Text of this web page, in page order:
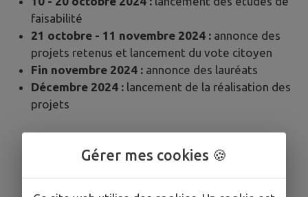
faisabilité
21 octobre - 11 novembre 2024 : annonce des
projets retenus et lancement du vote citoyen
Fin novembre 2024 : annonce des lauréats
Décembre 2024 : lancement de la réalisation des
projets
Gérer mes cookies 🍪